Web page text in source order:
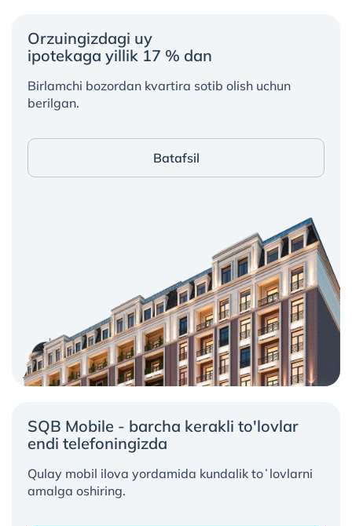
Orzuingizdagi uy
ipotekaga yillik 17 % dan
Birlamchi bozordan kvartira sotib olish uchun
berilgan.
Batafsil
SQB Mobile - barcha kerakli to'lovlar
endi telefoningizda
Qulay mobil ilova yordamida kundalik toʻlovlarni
amalga oshiring.